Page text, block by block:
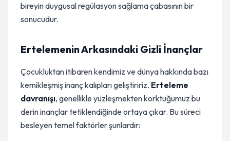
bireyin duygusal regülasyon sağlama çabasının bir
sonucudur.
Ertelemenin Arkasındaki Gizli İnançlar
Çocukluktan itibaren kendimiz ve dünya hakkında bazı
kemikleşmiş inanç kalıpları geliştiririz. Erteleme
davranışı, genellikle yüzleşmekten korktuğumuz bu
derin inançlar tetiklendiğinde ortaya çıkar. Bu süreci
besleyen temel faktörler şunlardır: